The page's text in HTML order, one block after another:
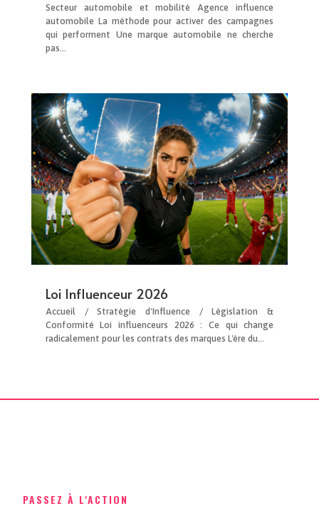
Secteur automobile et mobilité Agence influence
automobile La méthode pour activer des campagnes
qui performent Une marque automobile ne cherche
pas...
Loi Influenceur 2026
Accueil / Stratégie d'Influence / Législation &
Conformité Loi influenceurs 2026 : Ce qui change
radicalement pour les contrats des marques L'ère du...
PASSEZ À L'ACTION